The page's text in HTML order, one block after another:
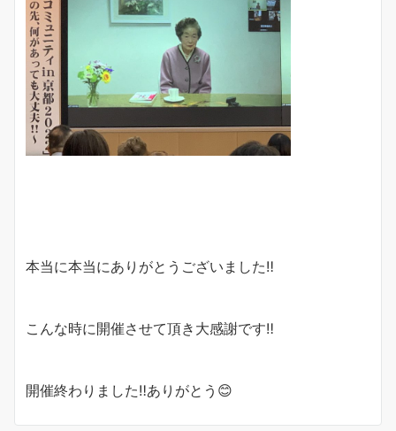
本当に本当にありがとうございました‼️
こんな時に開催させて頂き大感謝です‼️
開催終わりました‼️ありがとう😊